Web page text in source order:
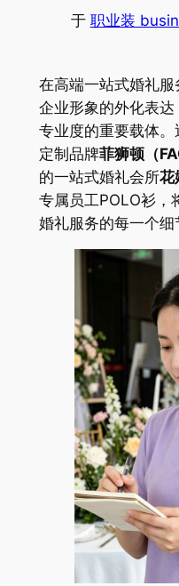
于 职业装
在高端一站式婚礼
企业形象的外化表
专业度的重要载体
定制品牌菲狮顿（
的一站式婚礼会所花
专属员工POLO衫，
婚礼服务的每一个细